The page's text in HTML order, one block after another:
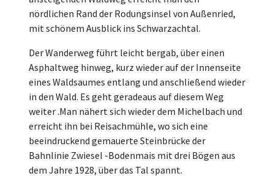
nördlichen Rand der Rodungsinsel von Außenried,
mit schönem Ausblick ins Schwarzachtal.
Der Wanderweg führt leicht bergab, über einen
Asphaltweg hinweg, kurz wieder auf der Innenseite
eines Waldsaumes entlang und anschließend wieder
in den Wald. Es geht geradeaus auf diesem Weg
weiter .Man nähert sich wieder dem Michelbach und
erreicht ihn bei Reisachmühle, wo sich eine
beeindruckend gemauerte Steinbrücke der
Bahnlinie Zwiesel -Bodenmais mit drei Bögen aus
dem Jahre 1928, über das Tal spannt.